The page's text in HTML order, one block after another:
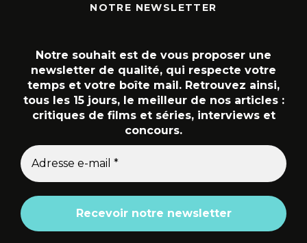
NOTRE NEWSLETTER
Notre souhait est de vous proposer une
newsletter de qualité, qui respecte votre
temps et votre boîte mail. Retrouvez ainsi,
tous les 15 jours, le meilleur de nos articles :
critiques de films et séries, interviews et
concours.